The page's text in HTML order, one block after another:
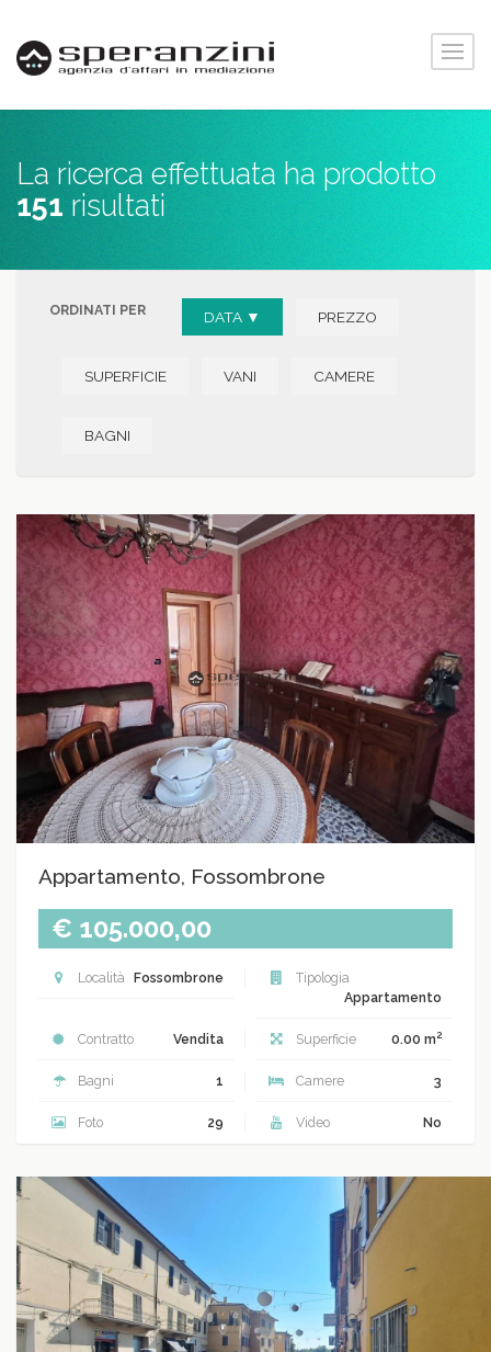
La ricerca effettuata ha prodotto
151 risultati
ORDINATI PER DATA ▼ PREZZO
SUPERFICIE VANI CAMERE
BAGNI
Appartamento, Fossombrone
€ 105.000,00
Località Fossombrone
Tipologia
Appartamento
Contratto Vendita Superficie 0.00 m2
Bagni 1 Camere 3
Foto 29 Video No